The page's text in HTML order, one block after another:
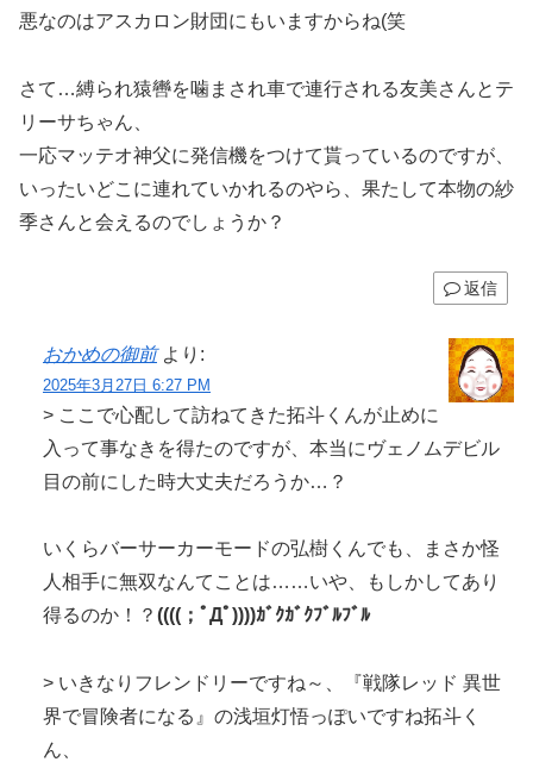
悪なのはアスカロン財団にもいますからね(笑
さて…縛られ猿轡を噛まされ車で連行される友美さんとテ
リーサちゃん、
一応マッテオ神父に発信機をつけて貰っているのですが、
いったいどこに連れていかれるのやら、果たして本物の紗
季さんと会えるのでしょうか？
返信
おかめの御前 より:
2025年3月27日 6:27 PM
> ここで心配して訪ねてきた拓斗くんが止めに
入って事なきを得たのですが、本当にヴェノムデビル
目の前にした時大丈夫だろうか…？
いくらバーサーカーモードの弘樹くんでも、まさか怪
人相手に無双なんてことは……いや、もしかしてあり
得るのか！？ ((((；ﾟДﾟ))))ｶﾞｸｶﾞｸﾌﾞﾙﾌﾞﾙ
> いきなりフレンドリーですね～、『戦隊レッド 異世
界で冒険者になる』の浅垣灯悟っぽいですね拓斗く
ん、